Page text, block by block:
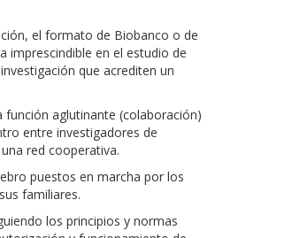
el formato de Biobanco o de
imprescindible en el estudio de
que acrediten un
aglutinante (colaboración)
entre investigadores de
red cooperativa.
puestos en marcha por los
familiares.
los principios y normas